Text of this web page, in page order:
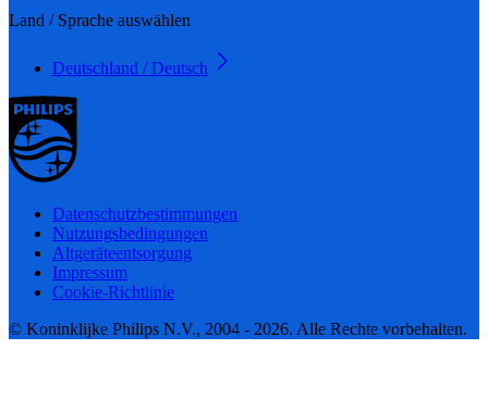
Land / Sprache auswählen
Deutschland / Deutsch
Datenschutzbestimmungen
Nutzungsbedingungen
Altgeräteentsorgung
Impressum
Cookie-Richtlinie
© Koninklijke Philips N.V., 2004 - 2026. Alle Rechte vorbehalten.